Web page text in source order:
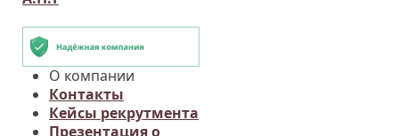
О компании
Контакты
Кейсы рекрутмента
Презентация о